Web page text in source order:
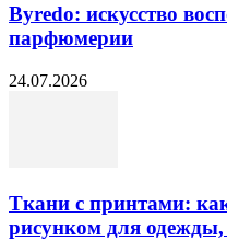
Byredo: искусство
парфюмерии
24.07.2026
Ткани с принтами:
рисунком для одежды,